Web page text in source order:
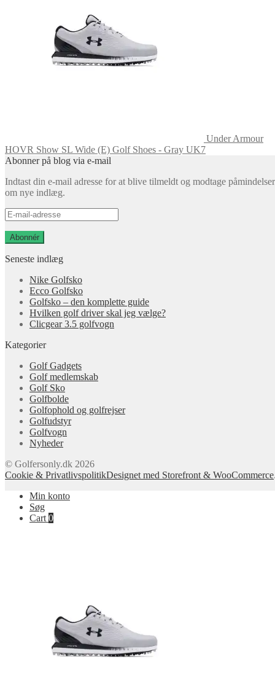
Under Armour
HOVR Show SL Wide (E) Golf Shoes - Gray UK7
Abonner på blog via e-mail
Indtast din e-mail adresse for at blive tilmeldt og modtage påmindelser
om nye indlæg.
E-
mail-
adresse
Abonnér
Seneste indlæg
Nike Golfsko
Ecco Golfsko
Golfsko – den komplette guide
Hvilken golf driver skal jeg vælge?
Clicgear 3.5 golfvogn
Kategorier
Golf Gadgets
Golf medlemskab
Golf Sko
Golfbolde
Golfophold og golfrejser
Golfudstyr
Golfvogn
Nyheder
© Golfersonly.dk 2026
Cookie & PrivatlivspolitikDesignet med Storefront & WooCommerce
Min konto
Søg
Cart 0